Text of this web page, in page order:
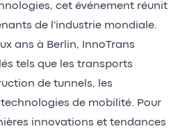
cet événement réunit
de l'industrie mondiale.
ans à Berlin, InnoTrans
tels que les transports
de tunnels, les
de mobilité. Pour
innovations et tendances